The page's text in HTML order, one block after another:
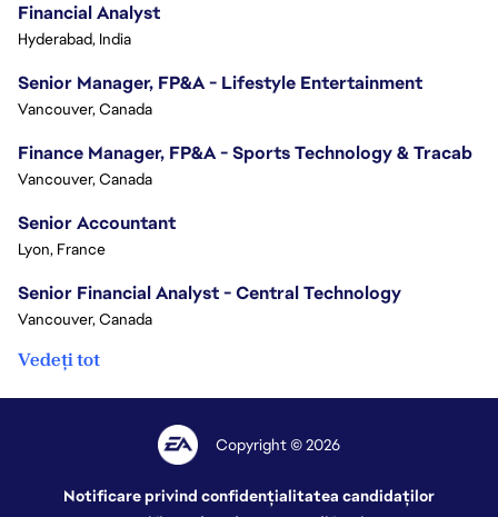
Financial Analyst
Hyderabad, India
Senior Manager, FP&A - Lifestyle Entertainment
Vancouver, Canada
Finance Manager, FP&A - Sports Technology & Tracab
Vancouver, Canada
Senior Accountant
Lyon, France
Senior Financial Analyst - Central Technology
Vancouver, Canada
Vedeți tot
Copyright © 2026
Notificare privind confidențialitatea candidaților